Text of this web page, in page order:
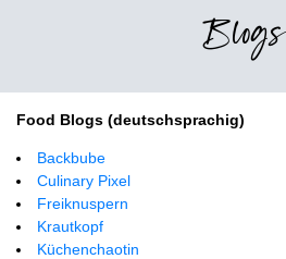
Blogs
Food Blogs (deutschsprachig)
Backbube
Culinary Pixel
Freiknuspern
Krautkopf
Küchenchaotin